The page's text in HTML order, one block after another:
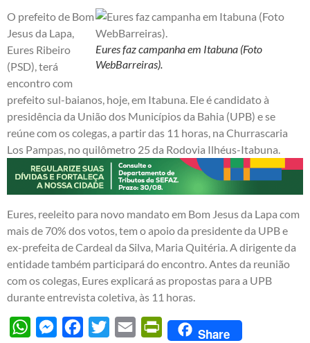
Eures faz campanha em Itabuna (Foto
WebBarreiras).
O prefeito de Bom
Jesus da Lapa,
Eures Ribeiro
(PSD), terá
encontro com
prefeito sul-baianos, hoje, em Itabuna. Ele é candidato à
presidência da União dos Municípios da Bahia (UPB) e se
reúne com os colegas, a partir das 11 horas, na Churrascaria
Los Pampas, no quilômetro 25 da Rodovia Ilhéus-Itabuna.
Eures, reeleito para novo mandato em Bom Jesus da Lapa com
mais de 70% dos votos, tem o apoio da presidente da UPB e
ex-prefeita de Cardeal da Silva, Maria Quitéria. A dirigente da
entidade também participará do encontro. Antes da reunião
com os colegas, Eures explicará as propostas para a UPB
durante entrevista coletiva, às 11 horas.
WhatsAppMessengerFacebook
Twitter Email PrintFriendly
Share